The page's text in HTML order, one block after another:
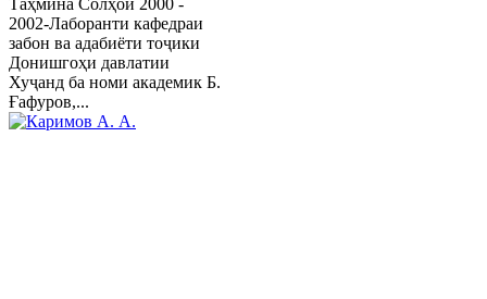
2002-Лаборанти кафедраи
забон ва адабиёти тоҷики
Донишгоҳи давлатии
Хуҷанд ба номи академик Б.
Ғафуров,...